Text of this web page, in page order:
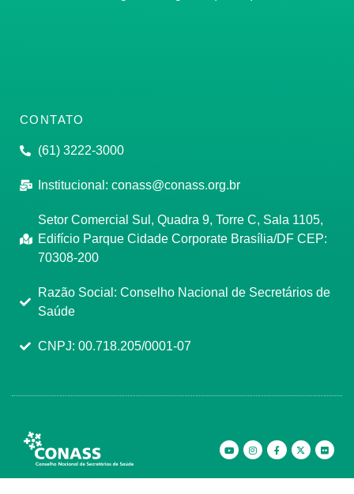
CONTATO
(61) 3222-3000
Institucional: conass@conass.org.br
Setor Comercial Sul, Quadra 9, Torre C, Sala 1105,
Edifício Parque Cidade Corporate Brasília/DF CEP:
70308-200
Razão Social: Conselho Nacional de Secretários de
Saúde
CNPJ: 00.718.205/0001-07